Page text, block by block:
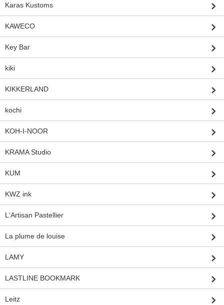
Karas Kustoms
KAWECO
Key Bar
kiki
KIKKERLAND
kochi
KOH-I-NOOR
KRAMA Studio
KUM
KWZ ink
L'Artisan Pastellier
La plume de louise
LAMY
LASTLINE BOOKMARK
Leitz